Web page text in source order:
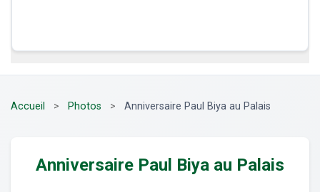
Accueil > Photos > Anniversaire Paul Biya au Palais
Anniversaire Paul Biya au Palais